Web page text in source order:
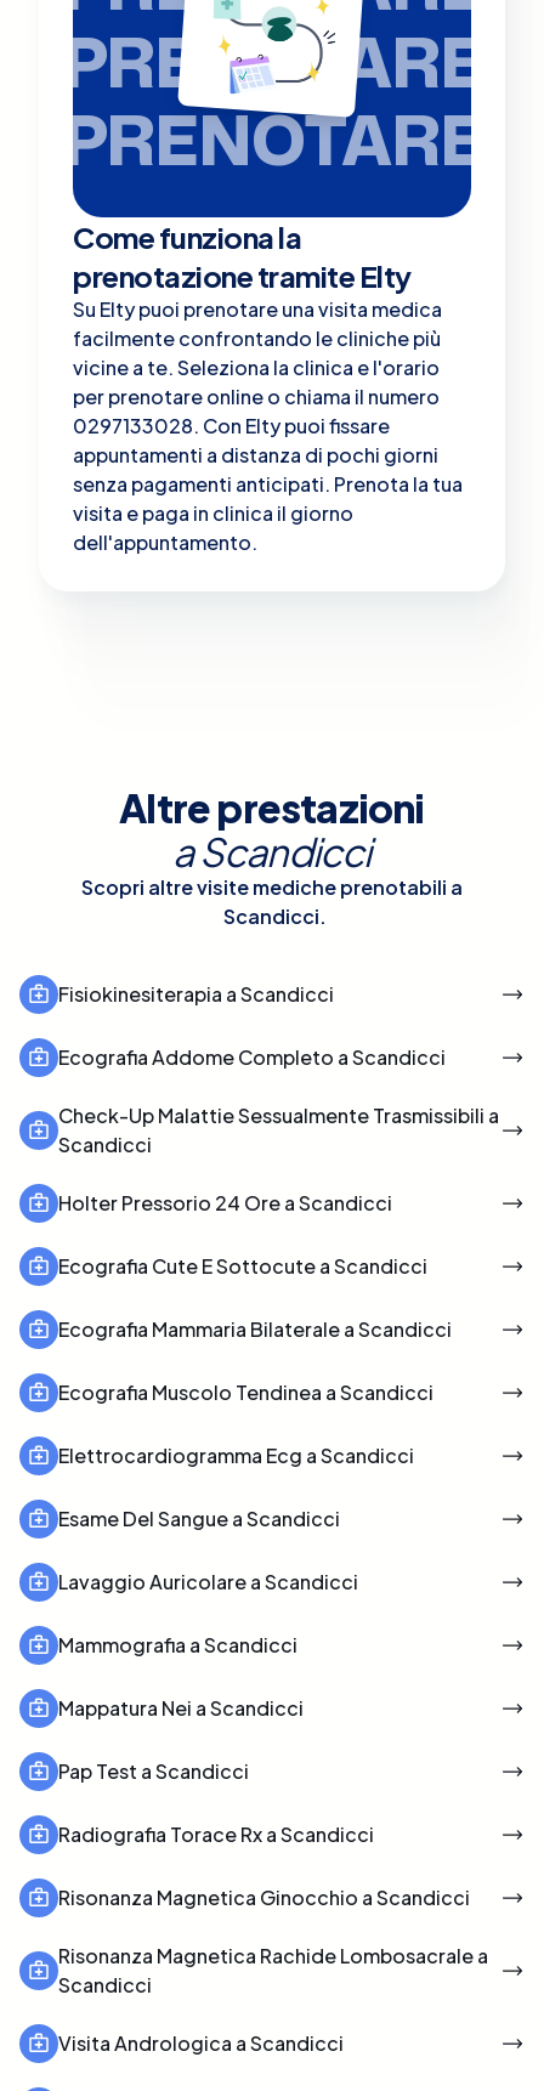
PRENOTARE
PRENOTARE
Come funziona la
prenotazione tramite Elty
Su Elty puoi prenotare una visita medica
facilmente confrontando le cliniche più
vicine a te. Seleziona la clinica e l'orario
per prenotare online o chiama il numero
0297133028. Con Elty puoi fissare
appuntamenti a distanza di pochi giorni
senza pagamenti anticipati. Prenota la tua
visita e paga in clinica il giorno
dell'appuntamento.
Altre prestazioni
aScandicci
Scopri altre visite mediche prenotabili a
Scandicci.
Fisiokinesiterapia a Scandicci
Ecografia Addome Completo a Scandicci
Check-Up Malattie Sessualmente Trasmissibili a
Scandicci
Holter Pressorio 24 Ore a Scandicci
Ecografia Cute E Sottocute a Scandicci
Ecografia Mammaria Bilaterale a Scandicci
Ecografia Muscolo Tendinea a Scandicci
Elettrocardiogramma Ecg a Scandicci
Esame Del Sangue a Scandicci
Lavaggio Auricolare a Scandicci
Mammografia a Scandicci
Mappatura Nei a Scandicci
Pap Test a Scandicci
Radiografia Torace Rx a Scandicci
Risonanza Magnetica Ginocchio a Scandicci
Risonanza Magnetica Rachide Lombosacrale a
Scandicci
Visita Andrologica a Scandicci